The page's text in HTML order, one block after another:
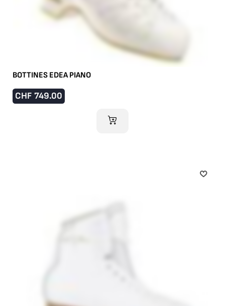
BOTTINES EDEA PIANO
CHF 749.00
AJOUTER AU PANIER